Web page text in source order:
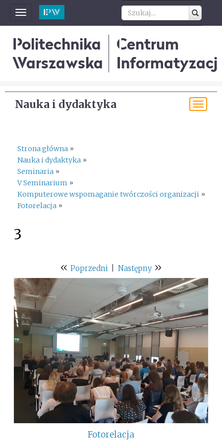
Toggle
navigation
Politechnika
Warszawska
Centrum
Informatyzacji
Nauka i dydaktyka
Strona główna »
Nauka i dydaktyka »
Seminaria »
V Seminarium »
Komputerowe wspomaganie twórczości organizacji »
Fotorelacja »
3
« Poprzedni Następny»
Fotorelacja